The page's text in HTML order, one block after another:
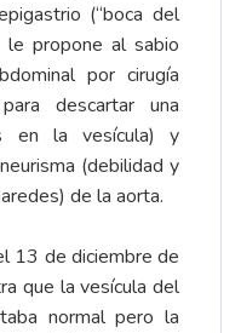
(“boca del
le propone al sabio
por cirugía
descartar una
en la vesícula) y
(debilidad y
de la aorta.
13 de diciembre de
que la vesícula del
normal pero la